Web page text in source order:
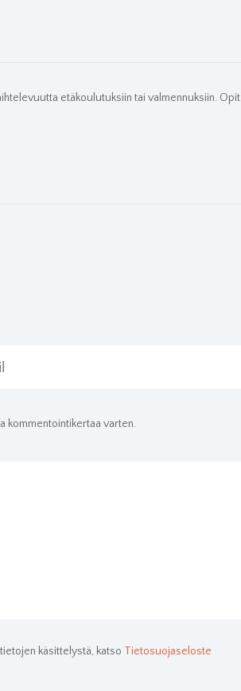
etäkoulutuksiin tai valmennuksiin. Opit
kommentointikertaa varten.
käsittelystä, katso Tietosuojaseloste